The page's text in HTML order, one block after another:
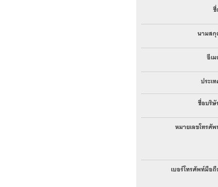
นามส
อีเ
ประเ
ชื่อบริ
หมายเลขโทรศั
เบอร์โทรศัพท์มือ